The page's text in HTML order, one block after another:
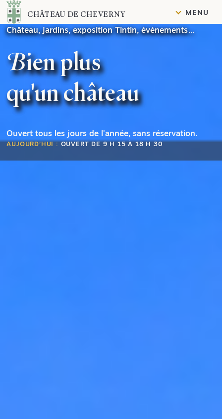
Contenu
CHÂTEAU DE CHEVERNY MENU
Château, jardins, exposition Tintin, événements…
Bien plus
qu'un château
Ouvert tous les jours de l'année, sans réservation.
AUJOURD’HUI : OUVERT DE 9 H 15 À 18 H 30